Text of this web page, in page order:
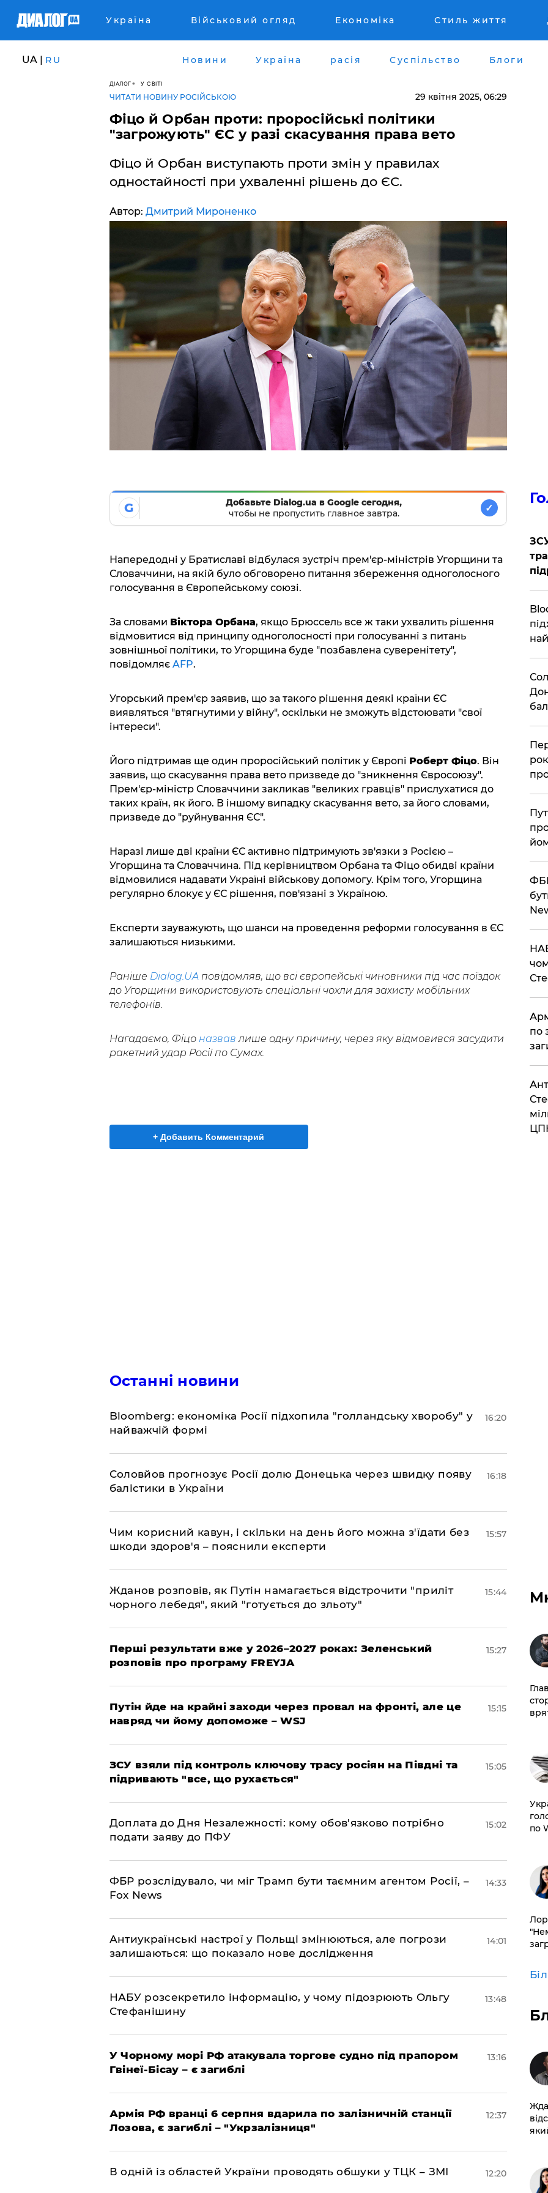
Україна Військовий огляд Економіка Стиль життя
UA | RU Новини Україна расія Суспільство Блоги
ДІАЛОГ У СВІТІ
ЧИТАТИ НОВИНУ РОСІЙСЬКОЮ 29 квітня 2025, 06:29
Фіцо й Орбан проти: проросійські політики
"загрожують" ЄС у разі скасування права вето
Фіцо й Орбан виступають проти змін у правилах
одностайності при ухваленні рішень до ЄС.
Автор: Дмитрий Мироненко
G
Добавьте Dialog.ua в Google сегодня,
чтобы не пропустить главное завтра.
✓
Напередодні у Братиславі відбулася зустріч прем'єр-міністрів Угорщини та
Словаччини, на якій було обговорено питання збереження одноголосного
голосування в Європейському союзі.
За словами Віктора Орбана, якщо Брюссель все ж таки ухвалить рішення
відмовитися від принципу одноголосності при голосуванні з питань
зовнішньої політики, то Угорщина буде "позбавлена суверенітету",
повідомляє AFP.
Угорський прем'єр заявив, що за такого рішення деякі країни ЄС
виявляться "втягнутими у війну", оскільки не зможуть відстоювати "свої
інтереси".
Його підтримав ще один проросійський політик у Європі Роберт Фіцо. Він
заявив, що скасування права вето призведе до "зникнення Євросоюзу".
Прем'єр-міністр Словаччини закликав "великих гравців" прислухатися до
таких країн, як його. В іншому випадку скасування вето, за його словами,
призведе до "руйнування ЄС".
Наразі лише дві країни ЄС активно підтримують зв'язки з Росією –
Угорщина та Словаччина. Під керівництвом Орбана та Фіцо обидві країни
відмовилися надавати Україні військову допомогу. Крім того, Угорщина
регулярно блокує у ЄС рішення, пов'язані з Україною.
Експерти зауважують, що шанси на проведення реформи голосування в ЄС
залишаються низькими.
Раніше Dialog.UAповідомляв, що всі європейські чиновники під час поїздок
до Угорщини використовують спеціальні чохли для захисту мобільних
телефонів.
Нагадаємо, Фіцо назвав лише одну причину, через яку відмовився засудити
ракетний удар Росії по Сумах.
+ Добавить Комментарий
Останні новини
Bloomberg: економіка Росії підхопила "голландську хворобу" у
найважчій формі
16:20
Соловйов прогнозує Росії долю Донецька через швидку появу
балістики в України
16:18
Чим корисний кавун, і скільки на день його можна з'їдати без
шкоди здоров'я – пояснили експерти
15:57
Жданов розповів, як Путін намагається відстрочити "приліт
чорного лебедя", який "готується до зльоту"
15:44
Перші результати вже у 2026–2027 роках: Зеленський
розповів про програму FREYJA
15:27
Путін йде на крайні заходи через провал на фронті, але це
навряд чи йому допоможе – WSJ
15:15
ЗСУ взяли під контроль ключову трасу росіян на Півдні та
підривають "все, що рухається"
15:05
Доплата до Дня Незалежності: кому обов'язково потрібно
подати заяву до ПФУ
15:02
ФБР розслідувало, чи міг Трамп бути таємним агентом Росії, –
Fox News
14:33
Антиукраїнські настрої у Польщі змінюються, але погрози
залишаються: що показало нове дослідження
14:01
НАБУ розсекретило інформацію, у чому підозрюють Ольгу
Стефанішину
13:48
У Чорному морі РФ атакувала торгове судно під прапором
Гвінеї-Бісау – є загиблі
13:16
Армія РФ вранці 6 серпня вдарила по залізничній станції
Лозова, є загиблі – "Укрзалізниця"
12:37
В одній із областей України проводять обшуки у ТЦК – ЗМІ 12:20
по
по